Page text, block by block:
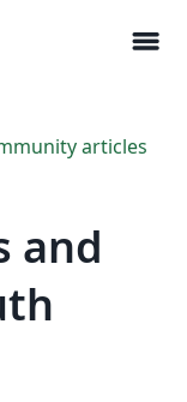
menu
articles
and